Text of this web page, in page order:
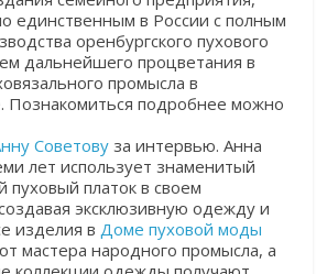
единственным в России с полным
оренбургскогопухового
дальнейшего процветания в
промысла в
Познакомиться подробнее можно
Советову за интервью. Анна
лет использует знаменитый
пуховый платок в своем
эксклюзивную одежду и
изделия вДоме пуховой моды
мастера народного промысла, а